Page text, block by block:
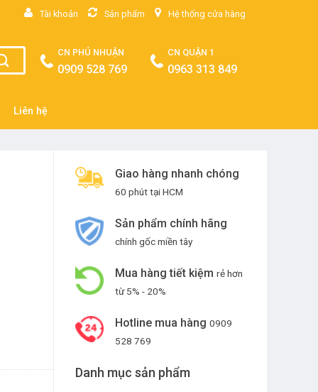
Tài khoản Sản phẩm Hệ thống cửa hàng
CN PHÚ NHUẬN
0909 528 769
CN QUẬN 1
0963 313 849
Liên hệ
Giao hàng nhanh chóng
60 phút tại HCM
Sản phẩm chính hãng
chính gốc miền tây
Mua hàng tiết kiệm rẻ hơn
từ 5% - 20%
Hotline mua hàng 0909
528 769
Danh mục sản phẩm